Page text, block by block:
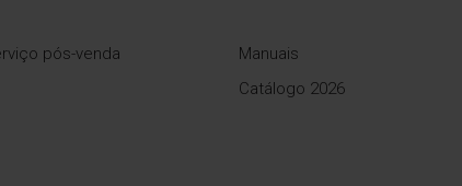
pós-venda
Manuais
Catálogo 2026